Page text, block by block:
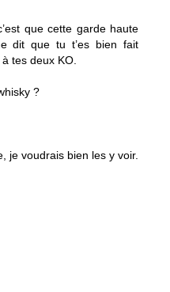
que cette garde haute
dit que tu t’es bien fait
tes deux KO.
?
je voudrais bien les y voir.